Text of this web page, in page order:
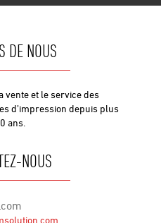
DE NOUS
vente et le service des
d’impression depuis plus
ans.
NOUS